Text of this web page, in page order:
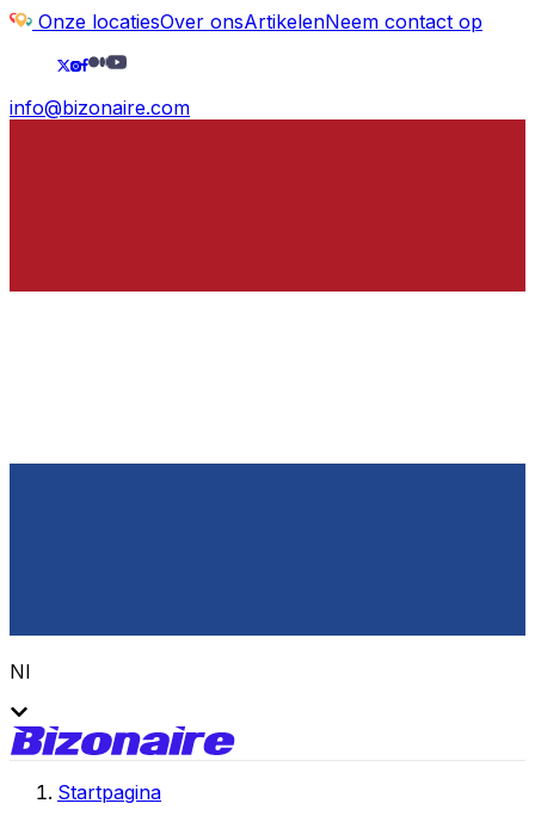
Onze locatiesOver onsArtikelenNeem contact op
info@bizonaire.com
Nl
Startpagina